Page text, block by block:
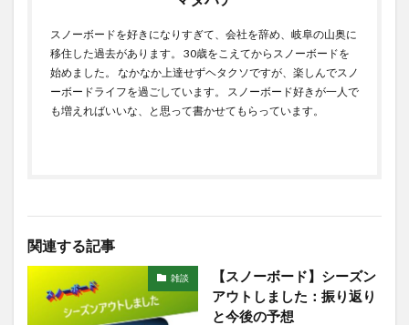
スノーボードを好きになりすぎて、会社を辞め、岐阜の山奥に
移住した過去があります。 30歳をこえてからスノーボードを
始めました。 なかなか上達せずヘタクソですが、楽しんでスノ
ーボードライフを過ごしています。 スノーボード好きが一人で
も増えればいいな、と思って書かせてもらっています。
関連する記事
雑談
【スノーボード】シーズン
アウトしました：振り返り
と今後の予想